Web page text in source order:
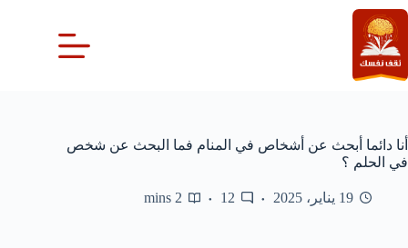
التجاوز
إلى
المحتوى
أنا دائما أبحث عن أشخاص في المنام فما البحث عن شخص
في الحلم ؟
19 يناير، 2025 12
2 mins